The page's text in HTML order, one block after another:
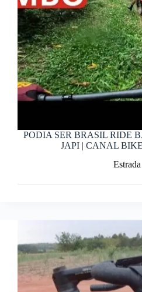
PODIA SER BRASIL RIDE
JAPI | CANAL
Estrada